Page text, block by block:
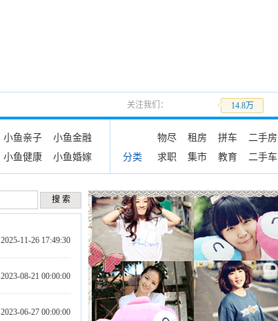
关注我们： 14.8万
小鱼亲子
小鱼金融
小鱼健康 小鱼婚嫁 分类
物尽 租房 拼车
二手房
求职
集市 教育 二手车
2025-11-26 17:49:30
2023-08-21 00:00:00
2023-06-27 00:00:00